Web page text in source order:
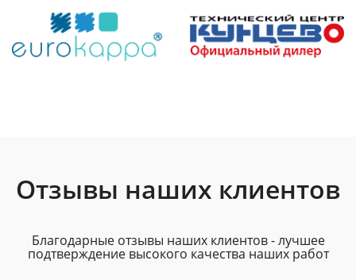
Отзывы наших клиентов
Благодарные отзывы наших клиентов - лучшее
подтверждение высокого качества наших работ